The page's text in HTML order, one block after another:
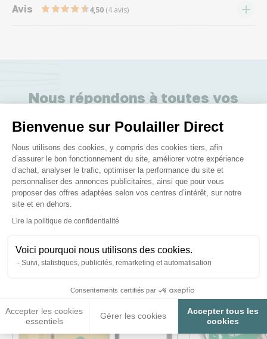
Bienvenue sur Poulailler Direct
Plateforme de Gestion du
Nous utilisons des cookies, y compris des cookies tiers, afin
d’assurer le bon fonctionnement du site, améliorer votre expérience
d’achat, analyser le trafic, optimiser la performance du site et
personnaliser des annonces publicitaires, ainsi que pour vous
proposer des offres adaptées selon vos centres d’intérêt, sur notre
site et en dehors.
Lire la politique de confidentialité
Voici pourquoi nous utilisons des cookies.
Suivi, statistiques, publicités, remarketing et automatisation
Consentements certifiés par
Accepter les cookies
essentiels
Gérer les cookies
Accepter tous les
cookies
Axeptio consent
Avis 4,50 (4 avis)
Nous répondons à toutes vos
Posez-nous vos questions
intéresser